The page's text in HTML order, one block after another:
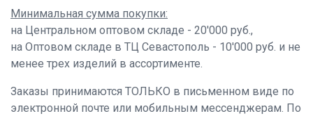
Минимальная сумма покупки:
на Центральном оптовом складе - 20'000 руб.,
на Оптовом складе в ТЦ Севастополь - 10'000 руб. и не
менее трех изделий в ассортименте.
Заказы принимаются ТОЛЬКО в письменном виде по
электронной почте или мобильным мессенджерам. По